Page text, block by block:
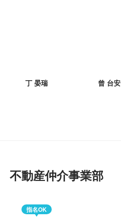
丁 晏瑞 曾 台安
不動産仲介事業部
指名OK